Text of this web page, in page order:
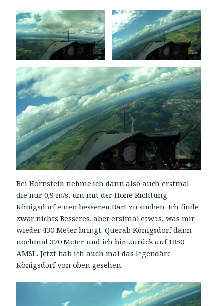
Bei Hornstein nehme ich dann also auch erstmal
die nur 0,9 m/s, um mit der Höhe Richtung
Königsdorf einen besseren Bart zu suchen. Ich finde
zwar nichts Besseres, aber erstmal etwas, was mir
wieder 430 Meter bringt. Querab Königsdorf dann
nochmal 370 Meter und ich bin zurück auf 1850
AMSL. Jetzt hab ich auch mal das legendäre
Königsdorf von oben gesehen.